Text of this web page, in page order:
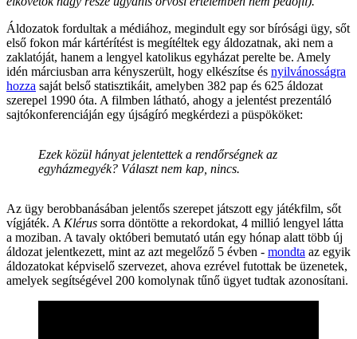
Áldozatok fordultak a médiához, megindult egy sor bírósági ügy, sőt
első fokon már kártérítést is megítéltek egy áldozatnak, aki nem a
zaklatóját, hanem a lengyel katolikus egyházat perelte be. Amely
idén márciusban arra kényszerült, hogy elkészítse és nyilvánosságra
hozza saját belső statisztikáit, amelyben 382 pap és 625 áldozat
szerepel 1990 óta. A filmben látható, ahogy a jelentést prezentáló
sajtókonferenciáján egy újságíró megkérdezi a püspököket:
Ezek közül hányat jelentettek a rendőrségnek az
egyházmegyék? Választ nem kap, nincs.
Az ügy berobbanásában jelentős szerepet játszott egy játékfilm, sőt
vígjáték. AKlérus sorra döntötte a rekordokat, 4 millió lengyel látta
a moziban. A tavaly októberi bemutató után egy hónap alatt több új
áldozat jelentkezett, mint az azt megelőző 5 évben - mondta az egyik
áldozatokat képviselő szervezet, ahova ezrével futottak be üzenetek,
amelyek segítségével 200 komolynak tűnő ügyet tudtak azonosítani.